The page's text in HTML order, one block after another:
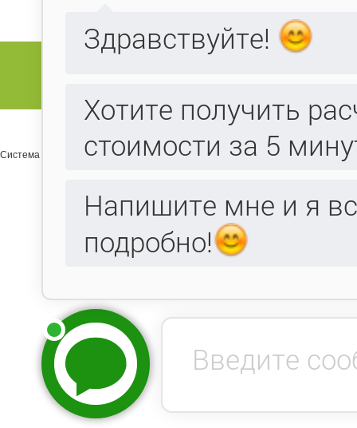
Система управления сайтом Host CMS